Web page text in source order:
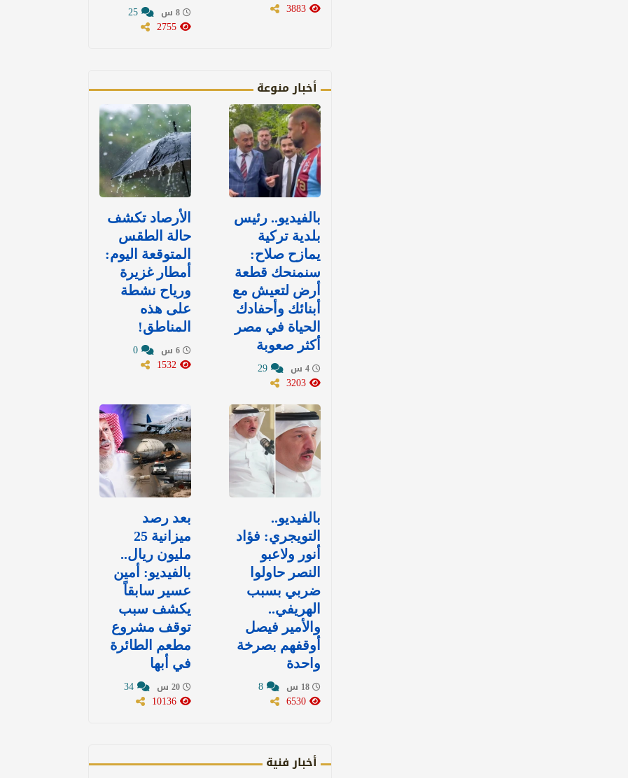
أخبار منوعة
بالفيديو.. رئيس
بلدية تركية
يمازح صلاح:
سنمنحك قطعة
أرض لتعيش مع
أبنائك وأحفادك
الحياة في مصر
أكثر صعوبة
الأرصاد تكشف
حالة الطقس
المتوقعة اليوم:
أمطار غزيرة
ورياح نشطة
على هذه
المناطق!
بالفيديو..
التويجري: فؤاد
أنور ولاعبو
النصر حاولوا
ضربي بسبب
الهريفي..
والأمير فيصل
أوقفهم بصرخة
واحدة
بعد رصد
ميزانية 25
مليون ريال..
بالفيديو: أمين
عسير سابقاً
يكشف سبب
توقف مشروع
مطعم الطائرة
في أبها
أخبار فنية